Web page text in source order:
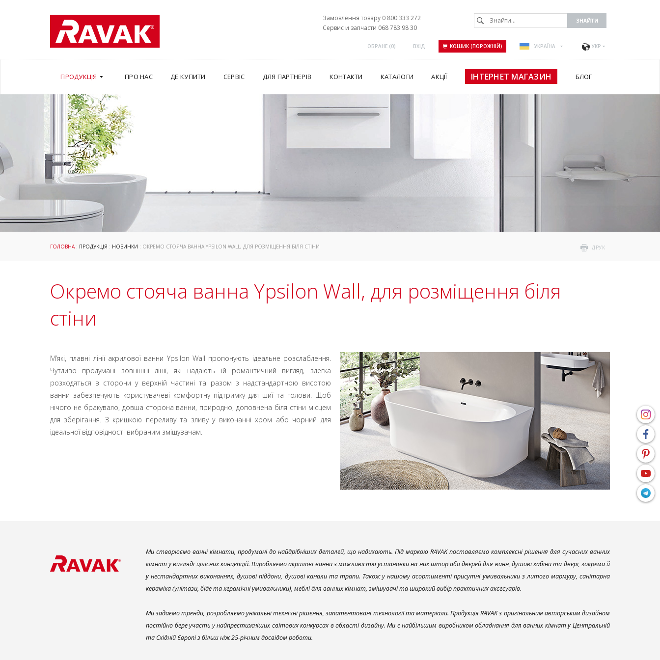
Замовлення товару 0 800 333 272
Сервис и запчасти 068 783 98 30
ОБРАНЕ (0) ВХІД КОШИК (ПОРОЖНІЙ) УКРАЇНА УКР
ПРОДУКЦІЯ ПРО НАС ДЕ КУПИТИ СЕРВІС ДЛЯ ПАРТНЕРІВ КОНТАКТИ КАТАЛОГИ АКЦІЇ ІНТЕРНЕТ МАГАЗИН БЛОГ
ДРУК
ГОЛОВНА: ПРОДУКЦІЯ : НОВИНКИ : ОКРЕМО СТОЯЧА ВАННА YPSILON WALL, ДЛЯ РОЗМІЩЕННЯ БІЛЯ СТІНИ
Окремо стояча ванна Ypsilon Wall, для розміщення біля
стіни
М’які, плавні лінії акрилової ванни Ypsilon Wall пропонують ідеальне розслаблення.
Чутливо продумані зовнішні лінії, які надають їй романтичний вигляд, злегка
розходяться в сторони у верхній частині та разом з надстандартною висотою
ванни забезпечують користувачеві комфортну підтримку для шиї та голови. Щоб
нічого не бракувало, довша сторона ванни, природно, доповнена біля стіни місцем
для зберігання. З кришкою переливу та зливу у виконанні хром або чорний для
ідеальної відповідності вибраним змішувачам.
Ми створюємо ванні кімнати, продумані до найдрібніших деталей, що надихають. Під маркою RAVAK поставляємо комплексні рішення для сучасних ванних
кімнат у вигляді цілісних концепцій. Виробляємо акрилові ванни з можливістю установки на них штор або дверей для ванн, душові кабіни та двері, зокрема й
у нестандартних виконаннях, душові піддони, душові канали та трапи. Також у нашому асортименті присутні умивальники з литого мармуру, санітарна
кераміка (унітази, біде та керамічні умивальники), меблі для ванних кімнат, змішувачі та широкий вибір практичних аксесуарів.
Ми задаємо тренди, розробляємо унікальні технічні рішення, запатентовані технології та матеріали. Продукція RAVAK з оригінальним авторським дизайном
постійно бере участь у найпрестижніших світових конкурсах в області дизайну. Ми є найбільшим виробником обладнання для ванних кімнат у Центральній
та Східній Європі з більш ніж 25-річним досвідом роботи.